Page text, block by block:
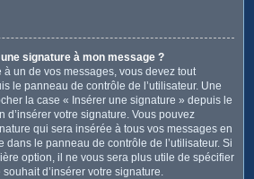
signature à mon message ?
un de vos messages, vous devez tout
le panneau de contrôle de l’utilisateur. Une
la case « Insérer une signature » depuis le
d’insérer votre signature. Vous pouvez
qui sera insérée à tous vos messages en
dans le panneau de contrôle de l’utilisateur. Si
option, il ne vous sera plus utile de spécifier
d’insérer votre signature.